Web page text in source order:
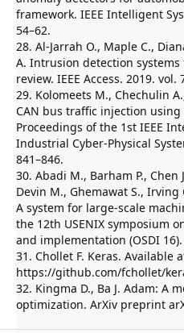
framework. IEEE Intelligent
54–62.
28. Al-Jarrah O., Maple C.,
A. Intrusion detection
review. IEEE Access. 2019. vol.
29. Kolomeets M., Chechulin
CAN bus traffic injection
Proceedings of the 1st IEEE
Industrial Cyber-Physical
841–846.
30. Abadi M., Barham P., Chen
Devin M., Ghemawat S.,
A system for large-scale
the 12th USENIX symposium
and implementation (OSDI
31. Chollet F. Keras. Available
https://github.com/fchollet/
32. Kingma D., Ba J. Adam: A
optimization. ArXiv preprint